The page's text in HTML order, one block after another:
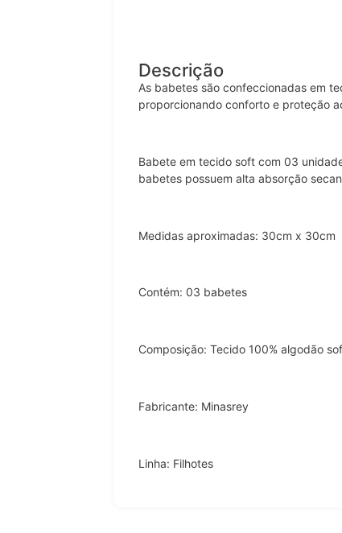
Descrição
As babetes são confeccionadas em
proporcionando conforto e proteção
Babete em tecido soft com 03
babetes possuem alta absorção
Medidas aproximadas: 30cm x 30cm
Contém: 03 babetes
Composição: Tecido 100% algodão
Fabricante: Minasrey
Linha: Filhotes